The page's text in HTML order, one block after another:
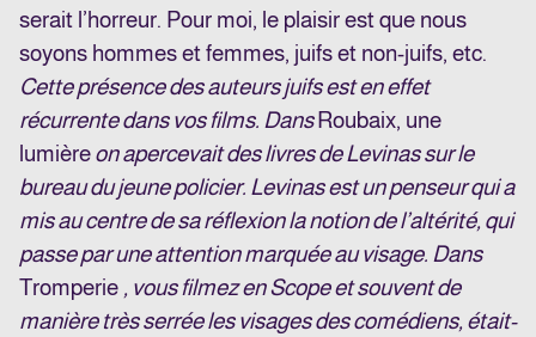
serait l’horreur. Pour moi, le plaisir est que nous
soyons hommes et femmes, juifs et non-juifs, etc.
Cette présence des auteurs juifs est en effet
récurrente dans vos films. Dans Roubaix, une
lumièreon apercevait des livres de Levinas sur le
bureau du jeune policier. Levinas est un penseur qui a
mis au centre de sa réflexion la notion de l’altérité, qui
passe par une attention marquée au visage. Dans
Tromperie , vous filmez en Scope et souvent de
manière très serrée les visages des comédiens, était-